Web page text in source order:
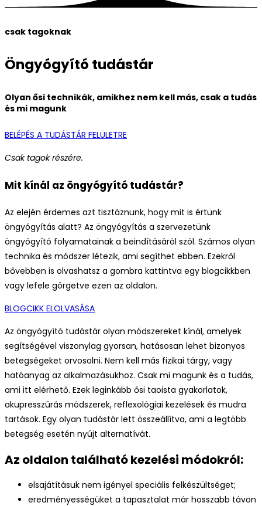
csak tagoknak
Öngyógyító tudástár
Olyan ősi technikák, amikhez nem kell más, csak a tudás
és mi magunk
BELÉPÉS A TUDÁSTÁR FELÜLETRE
Csak tagok részére.
Mit kínál az öngyógyító tudástár?
Az elején érdemes azt tisztáznunk, hogy mit is értünk
öngyógyítás alatt? Az öngyógyítás a szervezetünk
öngyógyító folyamatainak a beindításáról szól. Számos olyan
technika és módszer létezik, ami segíthet ebben. Ezekről
bővebben is olvashatsz a gombra kattintva egy blogcikkben
vagy lefele görgetve ezen az oldalon.
BLOGCIKK ELOLVASÁSA
Az öngyógyító tudástár olyan módszereket kínál, amelyek
segítségével viszonylag gyorsan, hatásosan lehet bizonyos
betegségeket orvosolni. Nem kell más fizikai tárgy, vagy
hatóanyag az alkalmazásukhoz. Csak mi magunk és a tudás,
ami itt elérhető. Ezek leginkább ősi taoista gyakorlatok,
akupresszúrás módszerek, reflexológiai kezelések és mudra
tartások. Egy olyan tudástár lett összeállítva, ami a legtöbb
betegség esetén nyújt alternatívát.
Az oldalon található kezelési módokról:
elsajátításuk nem igényel speciális felkészültséget;
eredményességüket a tapasztalat már hosszabb távon